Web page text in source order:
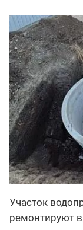
Участок
ремонтируют